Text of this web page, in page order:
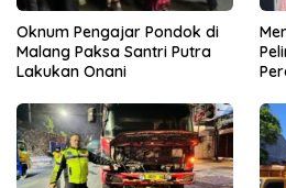
Oknum Pengajar Pondok di
Malang Paksa Santri Putra
Lakukan Onani